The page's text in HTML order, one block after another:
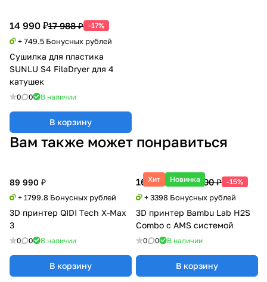
14 990 ₽17 988 ₽ -17%
+ 749.5 Бонусных рублей
Сушилка для пластика
SUNLU S4 FilaDryer для 4
катушек
0 0 В наличии
В корзину
Вам также может понравиться
89 990 ₽
+ 1799.8 Бонусных рублей
3D принтер QIDI Tech X-Max
3
0 0 В наличии
В корзину
Хит Новинка
169 900 ₽199 500 ₽ -15%
+ 3398 Бонусных рублей
3D принтер Bambu Lab H2S
Combo с AMS системой
0 0 В наличии
В корзину